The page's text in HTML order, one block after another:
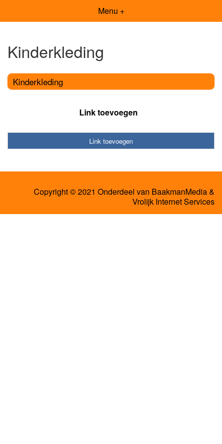
Menu +
Kinderkleding
Kinderkleding
Link toevoegen
Link toevoegen
Copyright © 2021 Onderdeel van BaakmanMedia&
Vrolijk Internet Services